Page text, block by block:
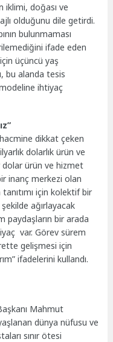
iklimi, doğası ve
olduğunu dile getirdi.
bulunmaması
ifade eden
üçüncü yaş
bu alanda tesis
ihtiyaç
dikkat çeken
dolarlık ürün ve
ürün ve hizmet
inanç merkezi olan
için kolektif bir
ağırlayacak
paydaşların bir arada
var. Görev sürem
gelişmesi için
ifadelerini kullandı.
Mahmut
dünya nüfusu ve
sınır ötesi